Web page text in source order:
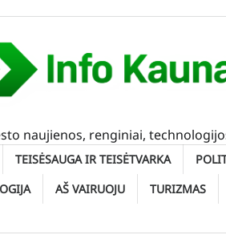
naujienos, renginiai,
TEISĖSAUGA IR TEISĖTVARKA
AŠ VAIRUOJU TURIZMAS